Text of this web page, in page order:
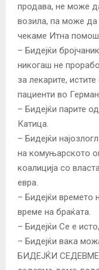
продава, не може
возила, па може
чекаме Итна помош
– Бидејќи
никогаш не
за лекарите,
пациенти во
– Бидејќи парите
Катица.
– Бидејќи
на комуњарското
коалиција со
евра.
– Бидејќи времето
време на браќата.
– Бидејќи Се е
– Бидејќи вака
БИДЕЈЌИ